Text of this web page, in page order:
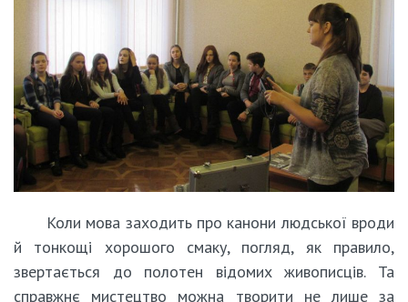
Коли мова заходить про канони людської вроди
й тонкощі хорошого смаку, погляд, як правило,
звертається до полотен відомих живописців. Та
справжнє мистецтво можна творити не лише за